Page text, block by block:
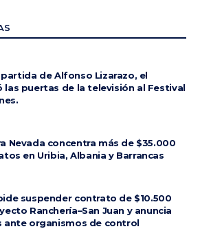
de Alfonso Lizarazo, el
las puertas de la televisión al Festival
Nevada concentra más de $35.000
en Uribia, Albania y Barrancas
suspender contrato de $10.500
Ranchería–San Juan y anuncia
ante organismos de control